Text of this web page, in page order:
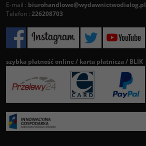
E-mail : biurohandlowe@wydawnictwodialog.pl
Telefon : 226208703
szybka płatność online / karta płatnicza / BLIK